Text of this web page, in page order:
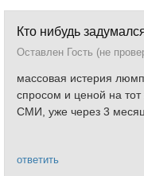
Кто нибудь
Оставлен Гость (не
массовая истерия
спросом и ценой на
СМИ, уже через 3
ответить